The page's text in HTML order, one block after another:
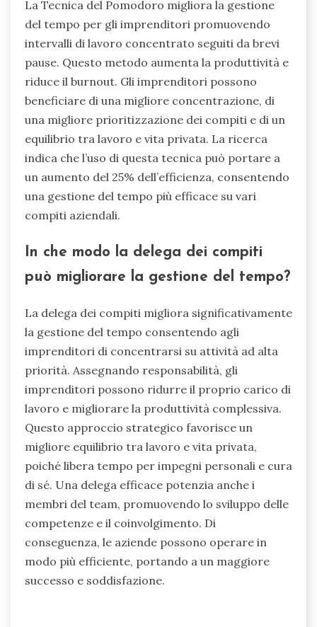
La Tecnica del Pomodoro migliora la gestione
del tempo per gli imprenditori promuovendo
intervalli di lavoro concentrato seguiti da brevi
pause. Questo metodo aumenta la produttività e
riduce il burnout. Gli imprenditori possono
beneficiare di una migliore concentrazione, di
una migliore prioritizzazione dei compiti e di un
equilibrio tra lavoro e vita privata. La ricerca
indica che l’uso di questa tecnica può portare a
un aumento del 25% dell’efficienza, consentendo
una gestione del tempo più efficace su vari
compiti aziendali.
In che modo la delega dei compiti
può migliorare la gestione del tempo?
La delega dei compiti migliora significativamente
la gestione del tempo consentendo agli
imprenditori di concentrarsi su attività ad alta
priorità. Assegnando responsabilità, gli
imprenditori possono ridurre il proprio carico di
lavoro e migliorare la produttività complessiva.
Questo approccio strategico favorisce un
migliore equilibrio tra lavoro e vita privata,
poiché libera tempo per impegni personali e cura
di sé. Una delega efficace potenzia anche i
membri del team, promuovendo lo sviluppo delle
competenze e il coinvolgimento. Di
conseguenza, le aziende possono operare in
modo più efficiente, portando a un maggiore
successo e soddisfazione.